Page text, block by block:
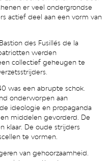
er veel ondergrondse
actief deel aan een vorm van
des Fusillés de la
werden
collectief geheugen te
was een abrupte schok.
onderworpen aan
ideologie en propaganda
middelen gevorderd. De
klaar. De oude strijders
te vormen.
van gehoorzaamheid.